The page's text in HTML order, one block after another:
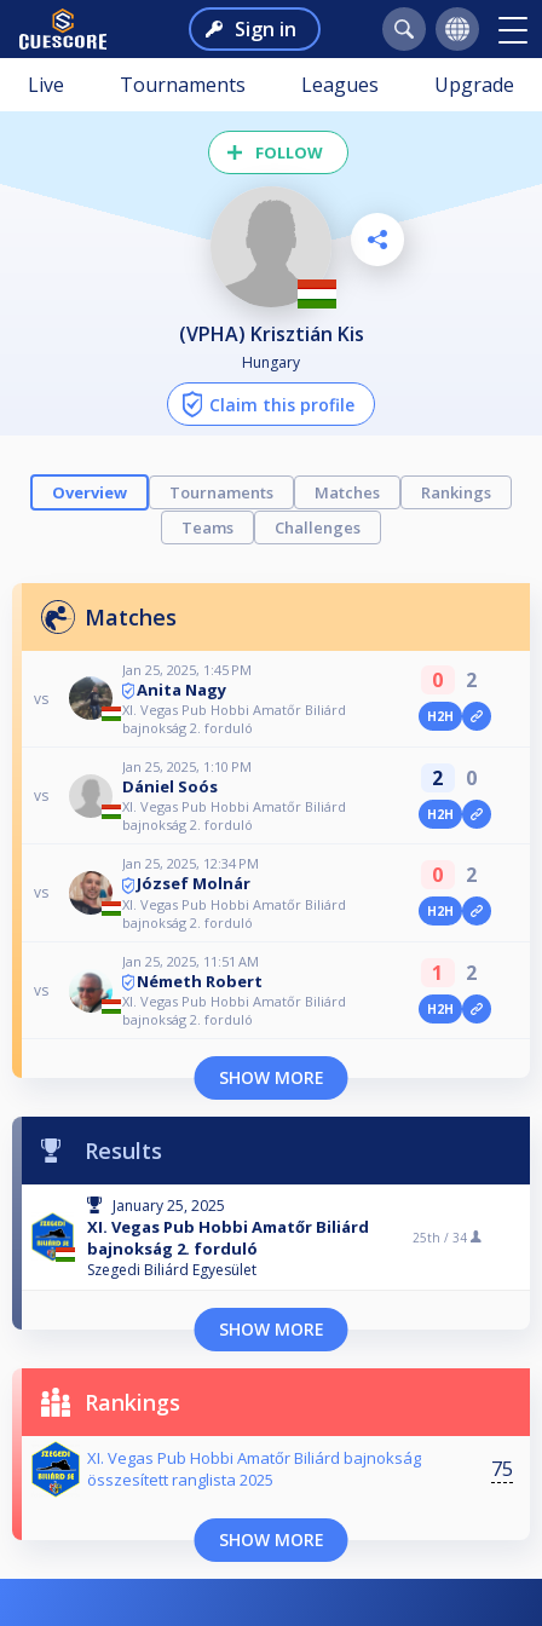
Sign in
Live Tournaments Leagues Upgrade
FOLLOW
(VPHA) Krisztián Kis
Hungary
Claim this profile
Overview Tournaments Matches
Rankings
Teams
Challenges
Matches
vs
Jan 25, 2025, 1:45 PM
Anita Nagy
XI. Vegas Pub Hobbi Amatőr Biliárd
bajnokság 2. forduló
0 2
H2H
vs
Jan 25, 2025, 1:10 PM
Dániel Soós
XI. Vegas Pub Hobbi Amatőr Biliárd
bajnokság 2. forduló
2 0
H2H
vs
Jan 25, 2025, 12:34 PM
József Molnár
XI. Vegas Pub Hobbi Amatőr Biliárd
bajnokság 2. forduló
0 2
H2H
vs
Jan 25, 2025, 11:51 AM
Németh Robert
XI. Vegas Pub Hobbi Amatőr Biliárd
bajnokság 2. forduló
1 2
H2H
SHOW MORE
Results
January 25, 2025
XI. Vegas Pub Hobbi Amatőr Biliárd
bajnokság 2. forduló
Szegedi Biliárd Egyesület
25th / 34
SHOW MORE
Rankings
XI. Vegas Pub Hobbi Amatőr Biliárd bajnokság
összesített ranglista 2025
75
SHOW MORE